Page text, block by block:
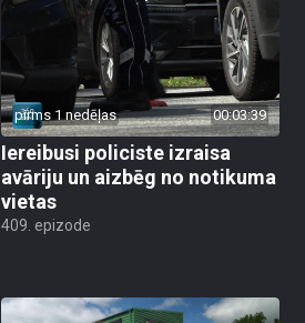
pirms 1 nedēļas 00:03:39
Iereibusi policiste izraisa
avāriju un aizbēg no notikuma
vietas
409. epizode